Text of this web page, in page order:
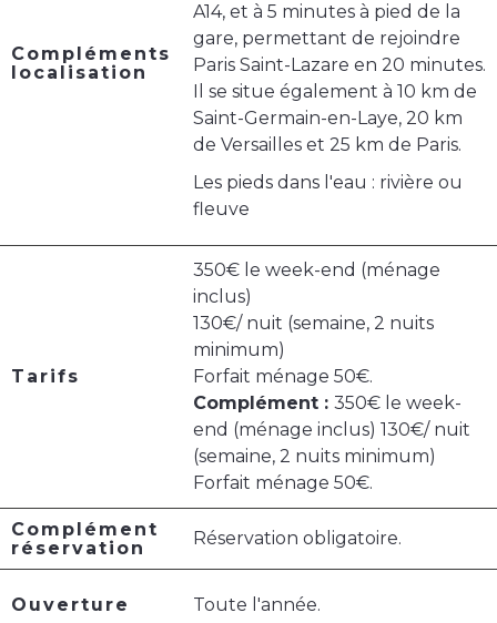
Compléments
localisation
A14, et à 5 minutes à pied de la
gare, permettant de rejoindre
Paris Saint-Lazare en 20 minutes.
Il se situe également à 10 km de
Saint-Germain-en-Laye, 20 km
de Versailles et 25 km de Paris.
Les pieds dans l'eau : rivière ou
fleuve
Tarifs
350€ le week-end (ménage
inclus)
130€/ nuit (semaine, 2 nuits
minimum)
Forfait ménage 50€.
Complément : 350€ le week-
end (ménage inclus) 130€/ nuit
(semaine, 2 nuits minimum)
Forfait ménage 50€.
Complément
réservation
Réservation obligatoire.
Ouverture Toute l'année.